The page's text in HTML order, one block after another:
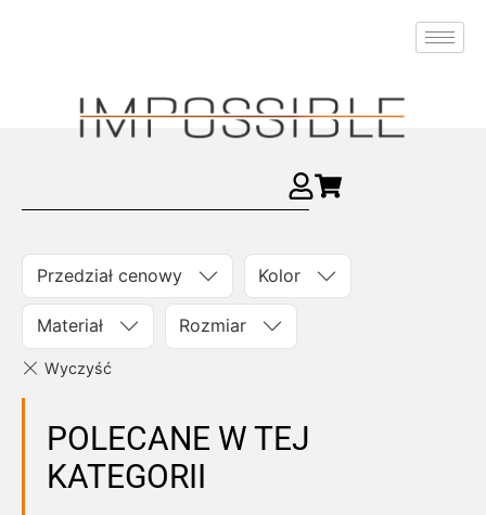
Przedział cenowy Kolor
Materiał Rozmiar
POLECANE W TEJ
KATEGORII